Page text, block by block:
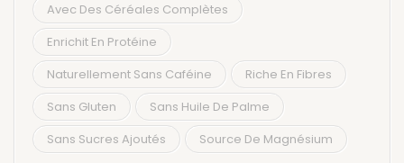
Avec Des Céréales Complètes
Enrichit En Protéine
Naturellement Sans Caféine
Riche En Fibres
Sans Gluten
Sans Huile De Palme
Sans Sucres Ajoutés
Source De Magnésium